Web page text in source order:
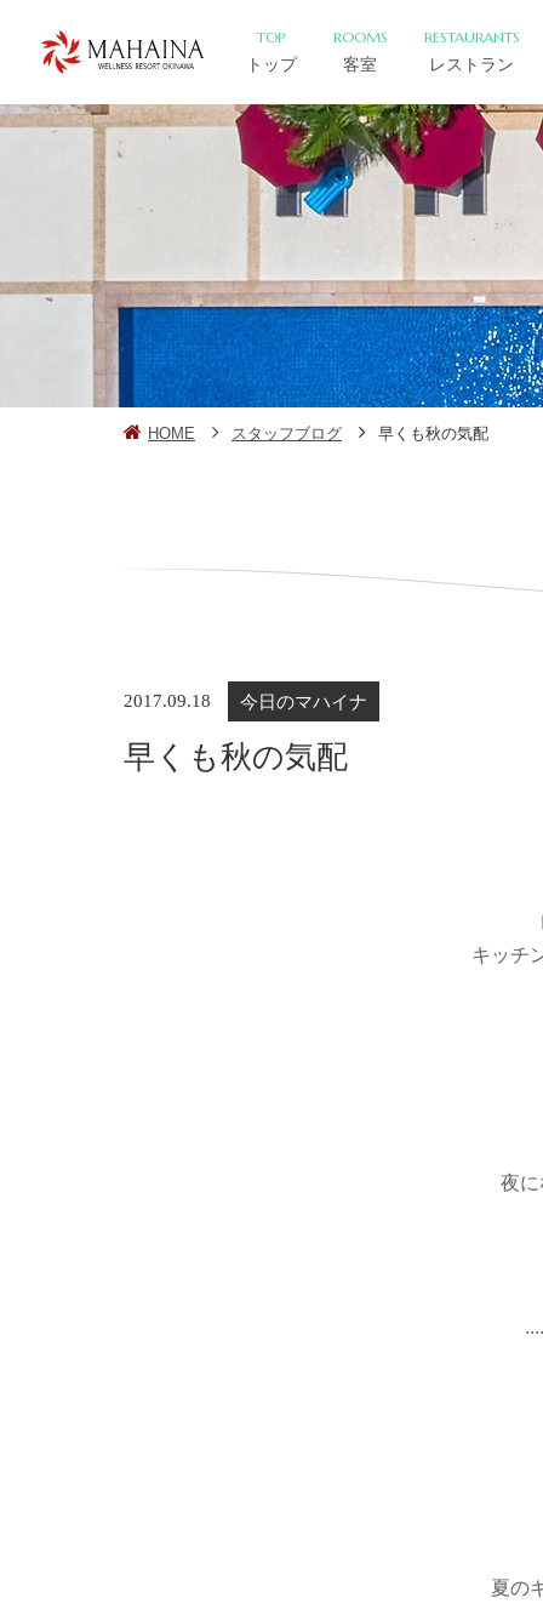
TOP
トップ
ROOMS
客室
RESTAURANTS
レストラン
HOME スタッフブログ 早くも秋の気配
2017.09.18 今日のマハイナ
早くも秋の気配
キッチ
夜
夏の